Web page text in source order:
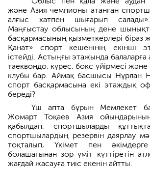
және Азия чемпионы атанған
алғыс хатпен шығарып
Маңғыстау облысының дене
басқармасының қызметкерлері біраз
Қанат» спорт кешенінің екінші
істейді. Астыңғы этажында балаларға
таеквондо, күрес, бокс үйірмесі
клубы бар. Аймақ басшысы Нұрлан
спорт басқармасына екі этаждық
береді?
Үш апта бұрын Мемлекет
Жомарт Тоқаев Азия ойындарының
қабылдап, спортшыларды
спортшылардың резервін даярлау
тоқталып, Үкімет пен
болашағынан зор үміт күттіретін
жағдай жасауға тиіс екенін айтты.